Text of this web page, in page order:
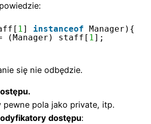
1] instanceof
Manager){
(Manager) staff[ 1];
się nie odbędzie.
pewne pola jako private, itp.
dostępu: